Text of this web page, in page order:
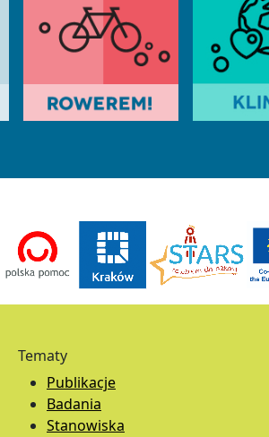
Tematy
Publikacje
Badania
Stanowiska